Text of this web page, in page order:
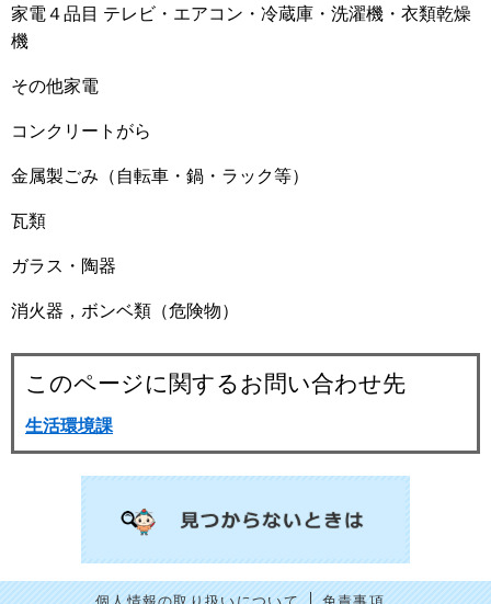
家電４品目 テレビ・エアコン・冷蔵庫・洗濯機・衣類乾燥
機
その他家電
コンクリートがら
金属製ごみ（自転車・鍋・ラック等）
瓦類
ガラス・陶器
消火器，ボンベ類（危険物）
このページに関するお問い合わせ先
生活環境課